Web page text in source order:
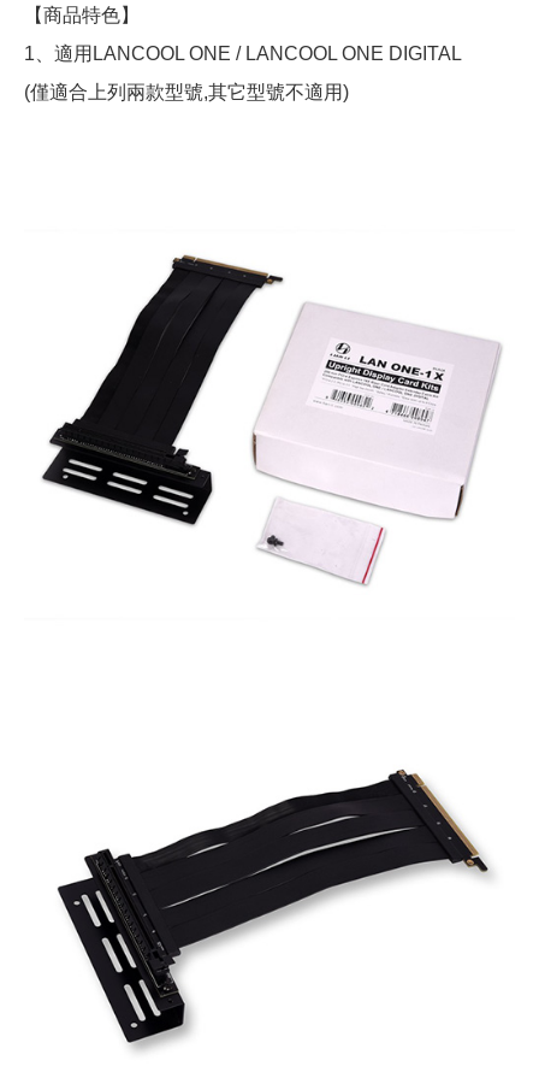
【商品特色】
1、適用LANCOOL ONE / LANCOOL ONE DIGITAL
(僅適合上列兩款型號,其它型號不適用)